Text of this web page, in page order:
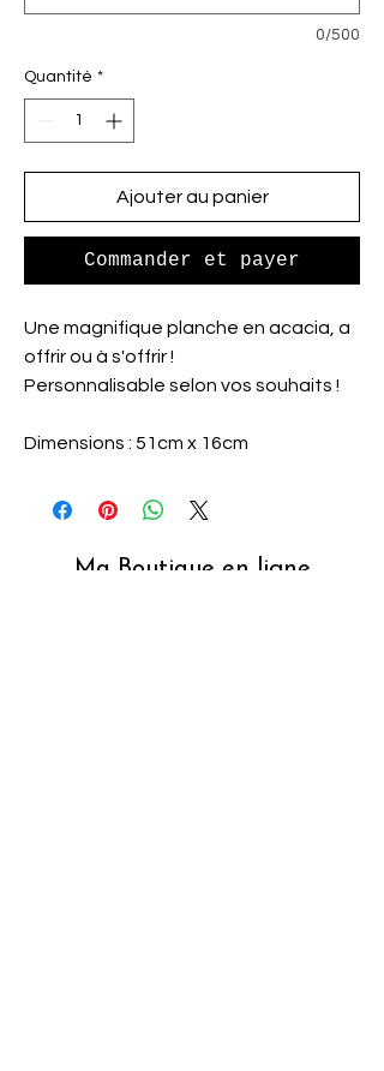
0/500
Quantité *
Ajouter au panier
Commander et payer
Une magnifique planche en acacia, a
offrir ou à s'offrir !
Personnalisable selon vos souhaits !
Dimensions : 51cm x 16cm
Ma Boutique en ligne